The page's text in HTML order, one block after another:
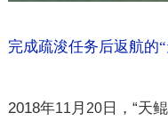
完成疏浚任务后返航的
2018年11月 20日，“天